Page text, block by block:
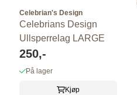
Celebrian's Design
Celebrians Design
Ullsperrelag LARGE
250,-
På lager
Kjøp